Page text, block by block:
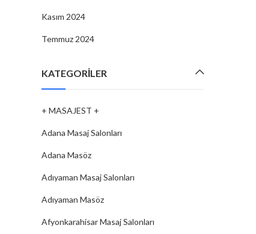
Kasım 2024
Temmuz 2024
KATEGORILER
+ MASAJEST +
Adana Masaj Salonları
Adana Masöz
Adıyaman Masaj Salonları
Adıyaman Masöz
Afyonkarahisar Masaj Salonları